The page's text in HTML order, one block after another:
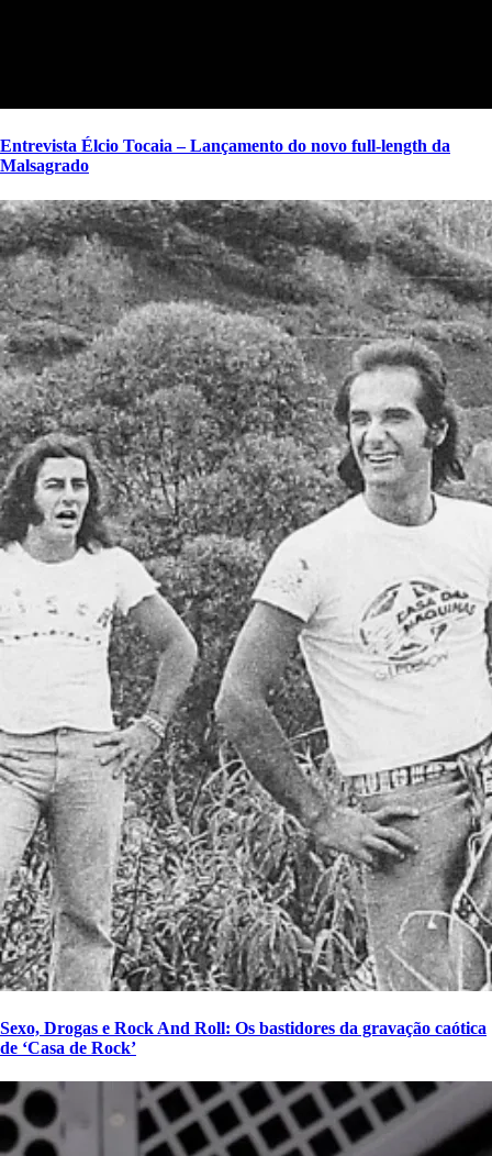
Entrevista Élcio Tocaia – Lançamento do novo full-length da
Malsagrado
Sexo, Drogas e Rock And Roll: Os bastidores da gravação caótica
de ‘Casa de Rock’